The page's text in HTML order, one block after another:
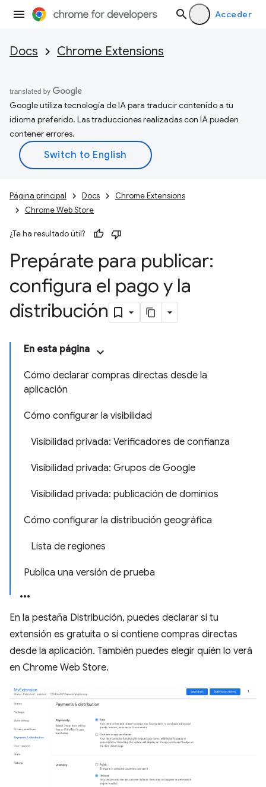
Acceder
Docs Chrome Extensions
Google utiliza tecnología de IA para traducir contenido a tu
idioma preferido. Las traducciones realizadas con IA pueden
contener errores.
Página principal Docs
Chrome Extensions
Chrome Web Store
¿Te ha resultado útil?
Prepárate para publicar:
configura el pago y la
distribución
En esta página
Cómo declarar compras directas desde la
aplicación
Cómo configurar la visibilidad
Visibilidad privada: Verificadores de confianza
Visibilidad privada: Grupos de Google
Visibilidad privada: publicación de dominios
Cómo configurar la distribución geográfica
Lista de regiones
Publica una versión de prueba
En la pestaña Distribución, puedes declarar si tu
extensión es gratuita o si contiene compras directas
desde la aplicación. También puedes elegir quién lo verá
en Chrome Web Store.